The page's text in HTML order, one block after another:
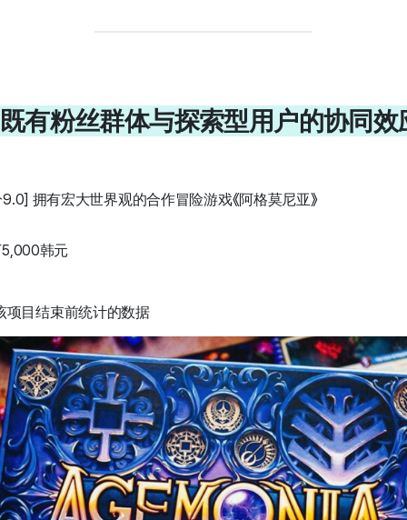
有粉丝群体与探索型用户的协同
拥有宏大世界观的合作冒险游戏《阿格莫尼亚》
韩元
项目结束前统计的数据